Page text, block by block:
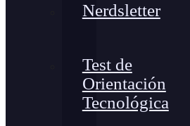
Nerdsletter
Test de
Orientación
Tecnológica